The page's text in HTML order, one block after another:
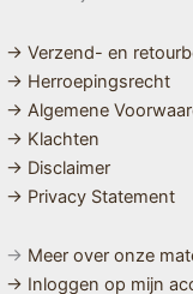
→ Verzend- en
→ Herroepingsrecht
→ Algemene
→ Klachten
→ Disclaimer
→ Privacy Statement
→ Meer over onze
→ Inloggen op mijn